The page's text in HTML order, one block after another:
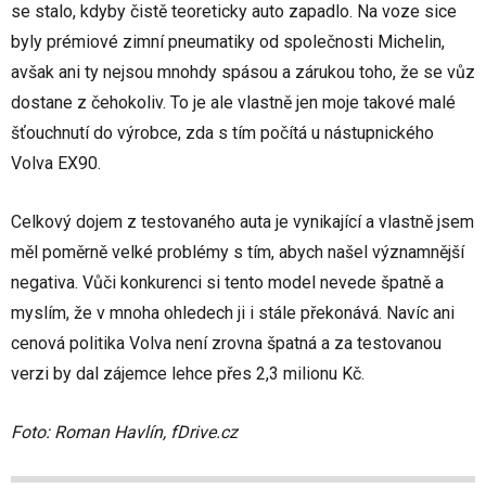
se stalo, kdyby čistě teoreticky auto zapadlo. Na voze sice
byly prémiové zimní pneumatiky od společnosti Michelin,
avšak ani ty nejsou mnohdy spásou a zárukou toho, že se vůz
dostane z čehokoliv. To je ale vlastně jen moje takové malé
šťouchnutí do výrobce, zda s tím počítá u nástupnického
Volva EX90.
Celkový dojem z testovaného auta je vynikající a vlastně jsem
měl poměrně velké problémy s tím, abych našel významnější
negativa. Vůči konkurenci si tento model nevede špatně a
myslím, že v mnoha ohledech ji i stále překonává. Navíc ani
cenová politika Volva není zrovna špatná a za testovanou
verzi by dal zájemce lehce přes 2,3 milionu Kč.
Foto: Roman Havlín, fDrive.cz